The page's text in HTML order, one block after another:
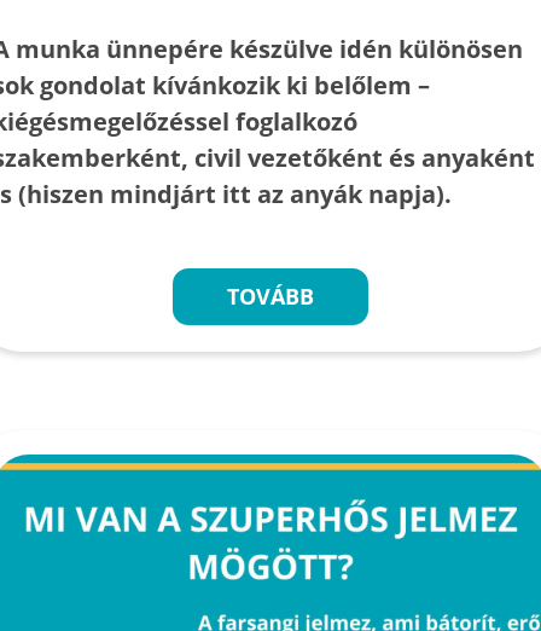
munka ünnepére készülve idén különösen
gondolat kívánkozik ki belőlem –
foglalkozó
civil vezetőként és anyaként
(hiszen mindjárt itt az anyák napja).
TOVÁBB